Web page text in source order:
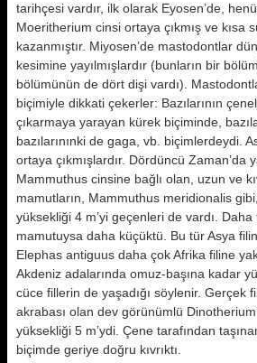
tarihçesi vardır, ilk olarak Eyosen’de,
Moeritherium cinsi ortaya çıkmış ve kısa
kazanmıştır. Miyosen’de mastodontlar
kesimine yayılmışlardır (bunların bir
bölümünün de dört dişi vardı).
biçimiyle dikkati çekerler: Bazılarının
çıkarmaya yarayan kürek biçiminde,
bazılarınınki de gaga, vb. biçimlerdeydi.
ortaya çıkmışlardır. Dördüncü Zaman’da
Mammuthus cinsine bağlı olan, uzun ve
mamutların, Mammuthus meridionalis
yüksekliği 4 m’yi geçenleri de vardı. Daha
mamutuysa daha küçüktü. Bu tür Asya
Elephas antiguus daha çok Afrika filine
Akdeniz adalarında omuz-başına kadar
cüce fillerin de yaşadığı söylenir. Gerçek
akrabası olan dev görünümlü
yüksekliği 5 m’ydi. Çene tarafından
biçimde geriye doğru kıvrıktı.